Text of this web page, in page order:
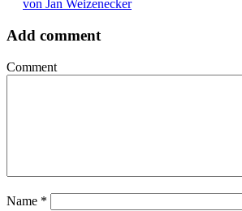
von Jan Weizenecker
Add comment
Comment
Name *